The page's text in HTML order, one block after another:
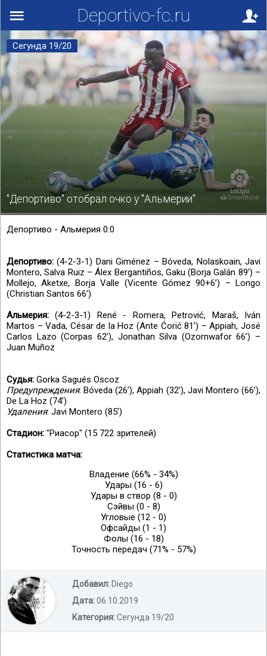
Deportivo-fc.ru
Сегунда 19/20
"Депортиво" отобрал очко у "Альмерии"
Депортиво - Альмерия 0:0
Депортиво: (4-2-3-1) Dani Giménez – Bóveda, Nolaskoain, Javi
Montero, Salva Ruiz – Álex Bergantiños, Gaku (Borja Galán 89’) –
Mollejo, Aketxe, Borja Valle (Vicente Gómez 90+6’) – Longo
(Christian Santos 66’)
Aльмерия: (4-2-3-1) René - Romera, Petrović, Maraš, Iván
Martos – Vada, César de la Hoz (Ante Ćorić 81’) – Appiah, José
Carlos Lazo (Corpas 62’), Jonathan Silva (Ozornwafor 66’) –
Juan Muñoz
Судья: Gorka Sagués Oscoz
Предупреждения: Bóveda (26’), Appiah (32’), Javi Montero (66’),
De La Hoz (74’)
Удаления: Javi Montero (85’)
Стадион: "Риасор" (15 722 зрителей)
Статистика матча:
Владение (66% - 34%)
Удары (16 - 6)
Удары в створ (8 - 0)
Сэйвы (0 - 8)
Угловые (12 - 0)
Офсайды (1 - 1)
Фолы (16 - 18)
Точность передач (71% - 57%)
Добавил: Diego
Дата:06.10.2019
Категория:Сегунда 19/20